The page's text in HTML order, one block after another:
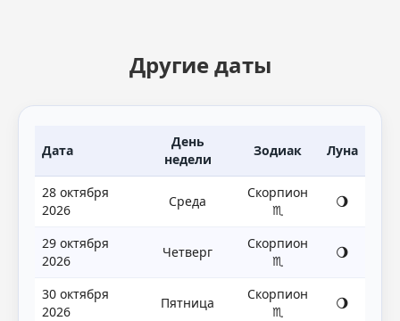
Другие даты
Дата
День
недели
Зодиак Луна
28 октября
2026
Среда
Скорпион
♏
🌖
29 октября
2026
Четверг
Скорпион
♏
🌖
30 октября
2026
Пятница
Скорпион
♏
🌖